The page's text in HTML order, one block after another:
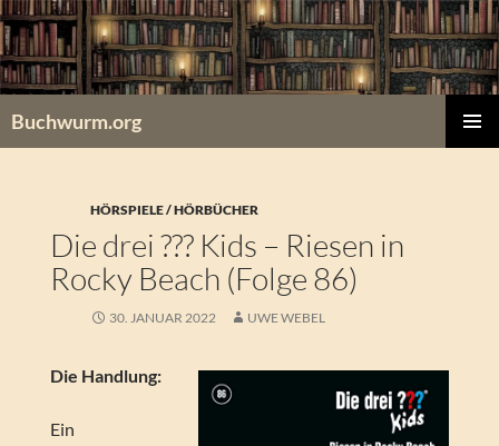
Zum
Inhalt
springen
Buchwurm.org
HÖRSPIELE / HÖRBÜCHER
Die drei ??? Kids – Riesen in
Rocky Beach (Folge 86)
30. JANUAR 2022 UWE WEBEL
Die Handlung:
Ein